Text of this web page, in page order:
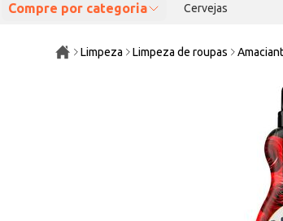
Compre por categoria Cervejas
Limpeza Limpeza de roupas